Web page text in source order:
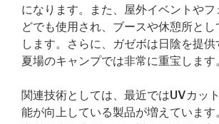
になります。また、屋外イベントや
どでも使用され、ブースや休憩所とし
します。さらに、ガゼボは日陰を提
夏場のキャンプでは非常に重宝します
関連技術としては、最近ではUVカッ
能が向上している製品が増えています